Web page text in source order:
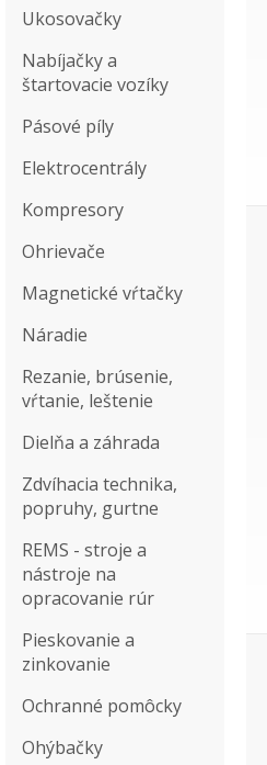
Ukosovačky
Nabíjačky a
štartovacie vozíky
Pásové píly
Elektrocentrály
Kompresory
Ohrievače
Magnetické vŕtačky
Náradie
Rezanie, brúsenie,
vŕtanie, leštenie
Dielňa a záhrada
Zdvíhacia technika,
popruhy, gurtne
REMS - stroje a
nástroje na
opracovanie rúr
Pieskovanie a
zinkovanie
Ochranné pomôcky
Ohýbačky